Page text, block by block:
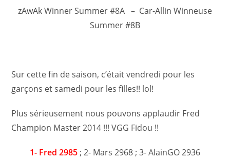
zAwAk Winner Summer #8A – Car-Allin Winneuse
Summer #8B
Sur cette fin de saison, c’était vendredi pour les
garçons et samedi pour les filles!! lol!
Plus sérieusement nous pouvons applaudir Fred
Champion Master 2014 !!! VGG Fidou !!
1- Fred 2985 ; 2- Mars 2968 ; 3- AlainGO 2936